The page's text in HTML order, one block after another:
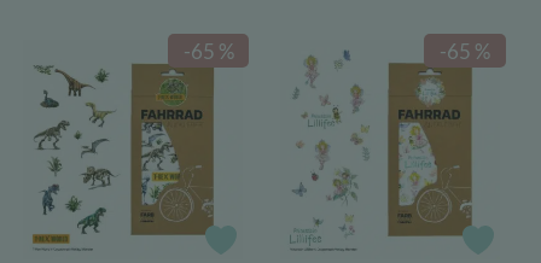
Zur Wunschliste
-65 % -65 %